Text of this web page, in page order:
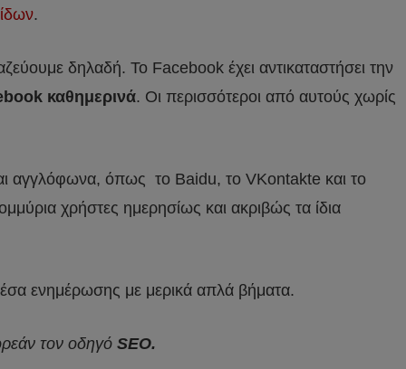
.
δηλαδή. Το Facebook έχει αντικαταστήσει την
καθημερινά. Οι περισσότεροι από αυτούς χωρίς
αγγλόφωνα, όπως το Baidu, το VKontakte και το
χρήστες ημερησίως και ακριβώς τα ίδια
ενημέρωσης με μερικά απλά βήματα.
τον οδηγό SEO.